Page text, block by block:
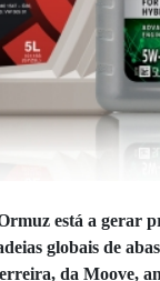
está a gerar
globais de
da Moove,